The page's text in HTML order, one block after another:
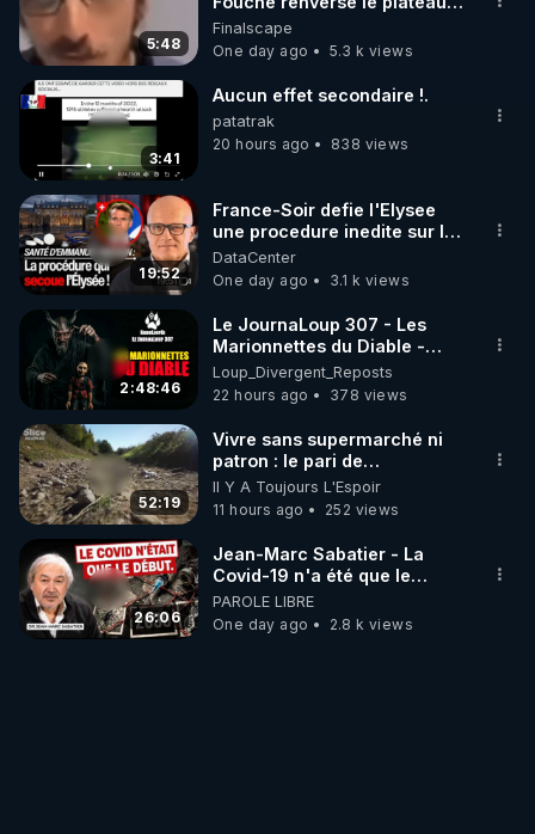
Rendez-vous sur
http://rgnr.li/lechoubrave
code : REGENERE10
▶ 30 jours gratuit sur l’application de méditation et
de bien-être ENVOL :
Rendez-vous sur https://www.envol.app/code
le code : REGENERE
5:48
de CNews !
Finalscape
One day ago
5.3 k views
3:41
Aucun effet secondaire !.
patatrak
20 hours ago
838 views
19:52
France-Soir defie l'Elysee
une procedure inedite sur la
sante du president - Nexus
DataCenter
One day ago
3.1 k views
2:48:46
Le JournaLoup 307 - Les
Marionnettes du Diable -
Loup Divergent 2026.08.07
Loup_Divergent_Reposts
22 hours ago
378 views
52:19
Vivre sans supermarché ni
patron : le pari de
l’autonomie
Il Y A Toujours L'Espoir
11 hours ago
252 views
26:06
Jean-Marc Sabatier - La
Covid-19 n'a été que le
début - L'ARNm & l'ARNm-aa
jusqu où auront-t-il ?
PAROLE LIBRE
One day ago
2.8 k views